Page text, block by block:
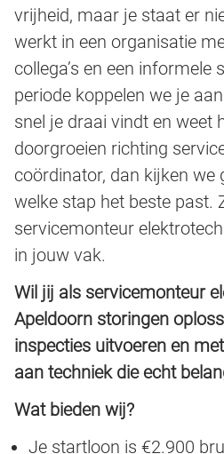
vrijheid, maar je staat er
werkt in een organisatie
collega’s en een informele
periode koppelen we je
snel je draai vindt en weet
doorgroeien richting
coördinator, dan kijken we
welke stap het beste past.
servicemonteur
in jouw vak.
Wil jij als servicemonteur
Apeldoorn storingen
inspecties uitvoeren en
aan techniek die echt
Wat bieden wij?
Je startloon is €2.900